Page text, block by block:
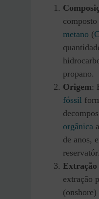
metano (
propano.
Origem:
fóssil
orgânica
de anos,
Extração
extração